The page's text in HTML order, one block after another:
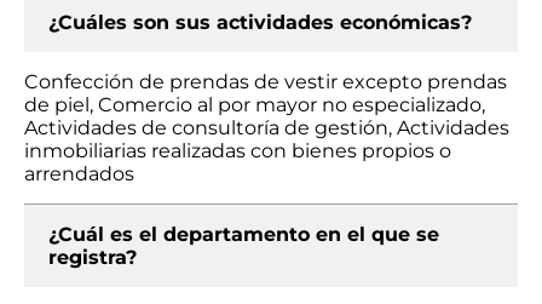
¿Cuáles son sus actividades económicas?
Confección de prendas de vestir excepto prendas
de piel, Comercio al por mayor no especializado,
Actividades de consultoría de gestión, Actividades
inmobiliarias realizadas con bienes propios o
arrendados
¿Cuál es el departamento en el que se
registra?